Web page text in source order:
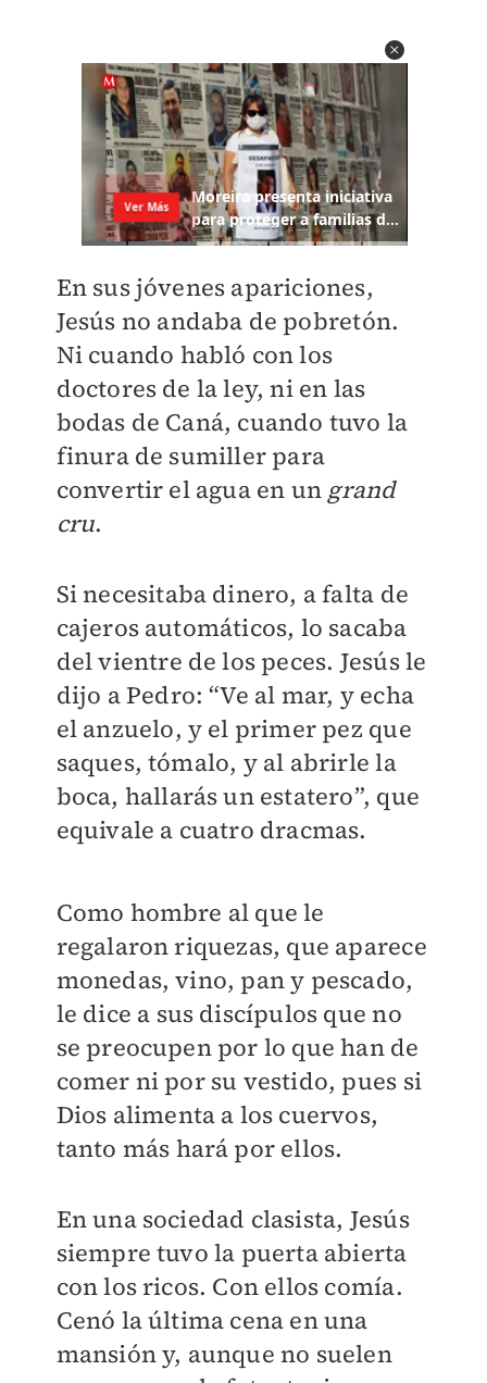
En sus jóvenes apariciones,
Jesús no andaba de pobretón.
Ni cuando habló con los
doctores de la ley, ni en las
bodas de Caná, cuando tuvo la
finura de sumiller para
convertir el agua en un grand
cru.
Si necesitaba dinero, a falta de
cajeros automáticos, lo sacaba
del vientre de los peces. Jesús le
dijo a Pedro: “Ve al mar, y echa
el anzuelo, y el primer pez que
saques, tómalo, y al abrirle la
boca, hallarás un estatero”, que
equivale a cuatro dracmas.
Como hombre al que le
regalaron riquezas, que aparece
monedas, vino, pan y pescado,
le dice a sus discípulos que no
se preocupen por lo que han de
comer ni por su vestido, pues si
Dios alimenta a los cuervos,
tanto más hará por ellos.
En una sociedad clasista, Jesús
siempre tuvo la puerta abierta
con los ricos. Con ellos comía.
Cenó la última cena en una
mansión y, aunque no suelen